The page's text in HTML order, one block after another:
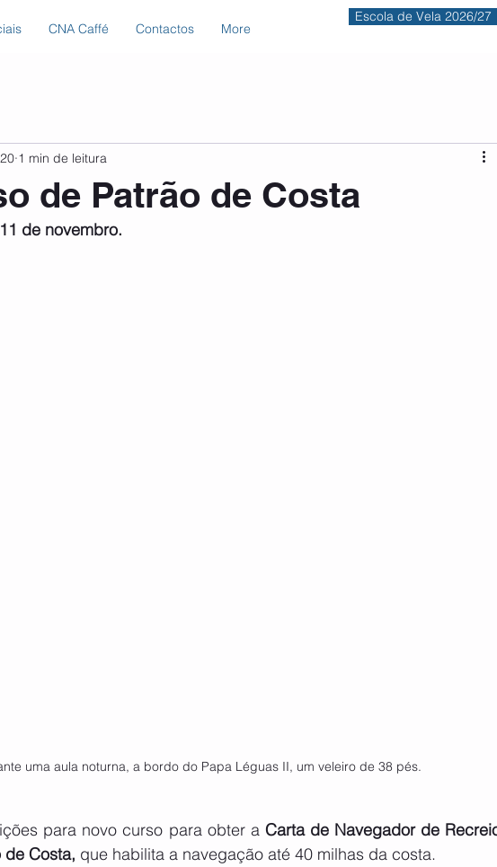
CNA Caffé Contactos More
Escola de Vela 2026/27
de Patrão de Costa
1 min de leitura
de novembro.
uma aula noturna, a bordo do Papa Léguas II, um veleiro de 38 pés.
para novo curso para obter a Carta de Navegador de
Costa, que habilita a navegação até 40 milhas da costa.